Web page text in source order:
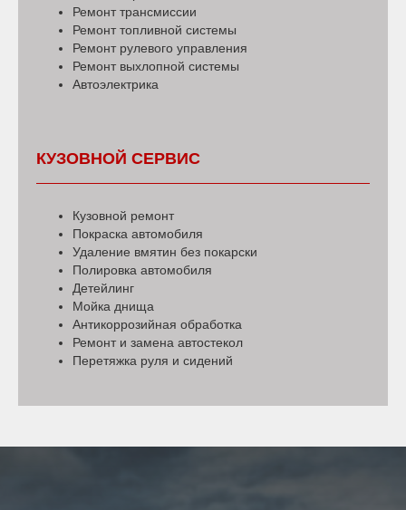
Ремонт трансмиссии
Ремонт топливной системы
Ремонт рулевого управления
Ремонт выхлопной системы
Автоэлектрика
КУЗОВНОЙ СЕРВИС
Кузовной ремонт
Покраска автомобиля
Удаление вмятин без покарски
Полировка автомобиля
Детейлинг
Мойка днища
Антикоррозийная обработка
Ремонт и замена автостекол
Перетяжка руля и сидений